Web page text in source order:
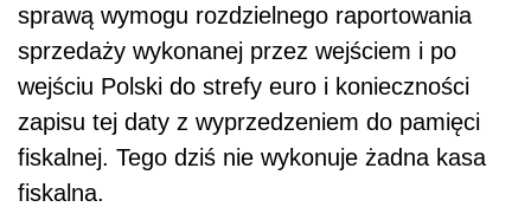
sprawą wymogu rozdzielnego raportowania
sprzedaży wykonanej przez wejściem i po
wejściu Polski do strefy euro i konieczności
zapisu tej daty z wyprzedzeniem do pamięci
fiskalnej. Tego dziś nie wykonuje żadna kasa
fiskalna.